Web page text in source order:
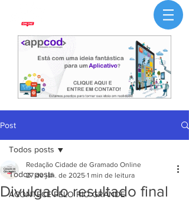
Post
Todos posts
ACONTECE PELO RIO GRANDE
Todos posts
Divulgado resultado final
Redação Cidade de Gramado Online
27 de jan. de 2025 1 min de leitura